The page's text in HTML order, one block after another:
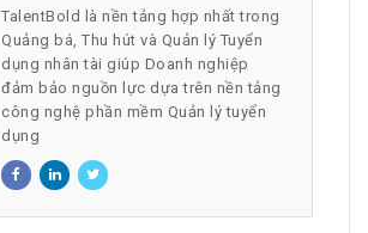
TalentBold là nền tảng hợp nhất trong
Quảng bá, Thu hút và Quản lý Tuyển
dụng nhân tài giúp Doanh nghiệp
đảm bảo nguồn lực dựa trên nền tảng
công nghệ phần mềm Quản lý tuyển
dụng